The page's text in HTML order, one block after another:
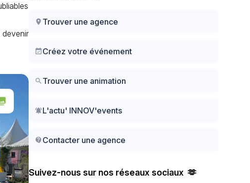
devenir
location_on Trouver une agence
event_availableCréez votre événement
search Trouver une animation
notifications_activeL'actu' INNOV'events
contact_supportContacter une agence
Suivez-nous sur nos réseaux sociaux 🫶